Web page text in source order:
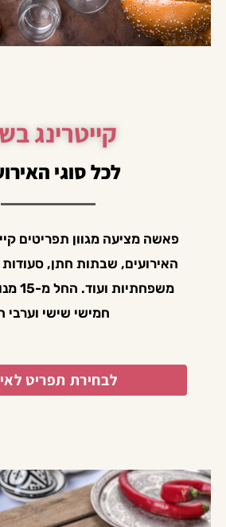
קייטרינג
לכל סוגי
פאשה מציעה מגוון תפריטים
האירועים, שבתות חתן, סעודות
חמישי שישי וערבי
לבחירת תפריט